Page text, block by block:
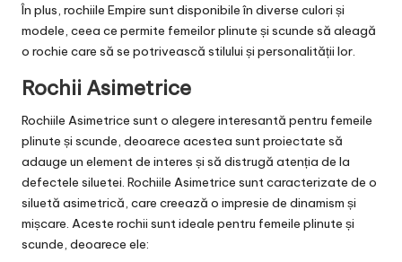
În plus, rochiile Empire sunt disponibile în diverse culori și
modele, ceea ce permite femeilor plinute și scunde să aleagă
o rochie care să se potrivească stilului și personalității lor.
Rochii Asimetrice
Rochiile Asimetrice sunt o alegere interesantă pentru femeile
plinute și scunde, deoarece acestea sunt proiectate să
adauge un element de interes și să distrugă atenția de la
defectele siluetei. Rochiile Asimetrice sunt caracterizate de o
siluetă asimetrică, care creează o impresie de dinamism și
mișcare. Aceste rochii sunt ideale pentru femeile plinute și
scunde, deoarece ele: